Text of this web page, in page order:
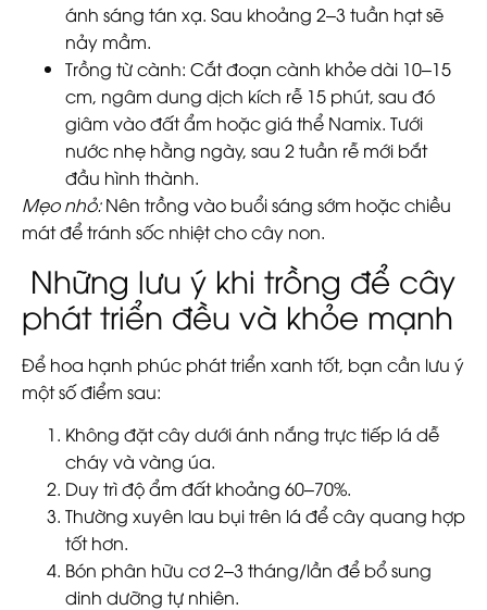
ánh sáng tán xạ. Sau khoảng 2–3 tuần hạt sẽ
nảy mầm.
Trồng từ cành: Cắt đoạn cành khỏe dài 10–15
cm, ngâm dung dịch kích rễ 15 phút, sau đó
giâm vào đất ẩm hoặc giá thể Namix. Tưới
nước nhẹ hằng ngày, sau 2 tuần rễ mới bắt
đầu hình thành.
Mẹo nhỏ:Nên trồng vào buổi sáng sớm hoặc chiều
mát để tránh sốc nhiệt cho cây non.
Những lưu ý khi trồng để cây
phát triển đều và khỏe mạnh
Để hoa hạnh phúc phát triển xanh tốt, bạn cần lưu ý
một số điểm sau:
Không đặt cây dưới ánh nắng trực tiếp lá dễ
cháy và vàng úa.
Duy trì độ ẩm đất khoảng 60–70%.
Thường xuyên lau bụi trên lá để cây quang hợp
tốt hơn.
Bón phân hữu cơ 2–3 tháng/lần để bổ sung
dinh dưỡng tự nhiên.